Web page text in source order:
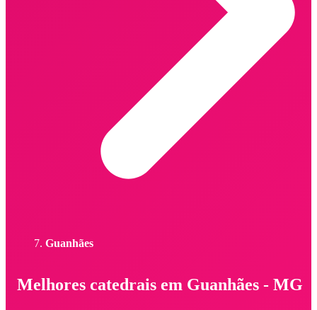
Guanhães
Melhores catedrais em Guanhães - MG